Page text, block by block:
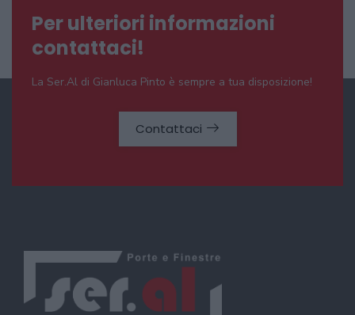
Per ulteriori informazioni
contattaci!
La Ser.Al di Gianluca Pinto è sempre a tua disposizione!
Contattaci